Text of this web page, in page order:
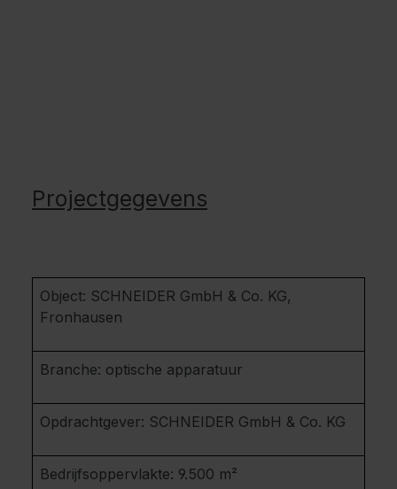
Projectgegevens
Object: SCHNEIDER GmbH & Co. KG,
Fronhausen
Branche: optische apparatuur
Opdrachtgever: SCHNEIDER GmbH & Co. KG
Bedrijfsoppervlakte: 9.500 m²